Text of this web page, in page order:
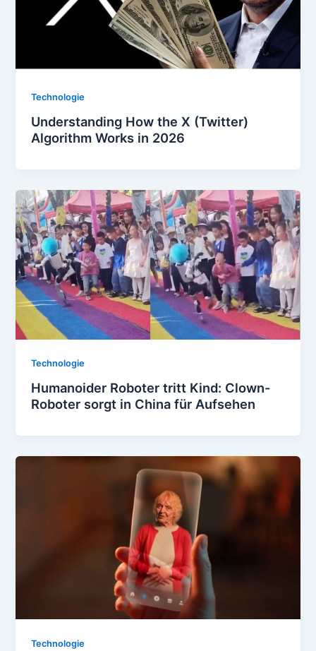
Technologie
Understanding How the X (Twitter)
Algorithm Works in 2026
Technologie
Humanoider Roboter tritt Kind: Clown-
Roboter sorgt in China für Aufsehen
Technologie